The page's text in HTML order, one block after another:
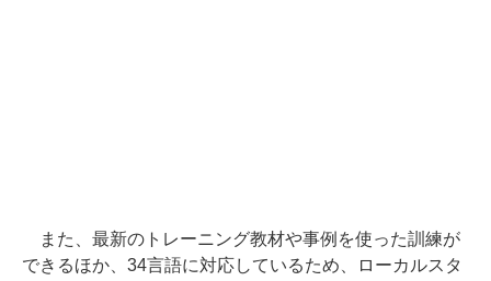
また、最新のトレーニング教材や事例を使った訓練が
できるほか、34言語に対応しているため、ローカルスタ